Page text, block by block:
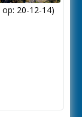
20-12-14)